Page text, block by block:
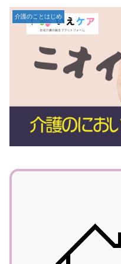
介護のことはじめ